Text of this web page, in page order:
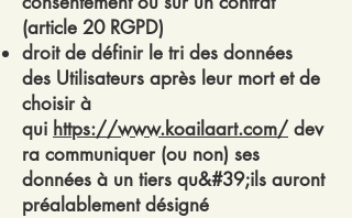
(article 20 RGPD)
droit de définir le tri des données
des Utilisateurs après leur mort et de
choisir à
qui https://www.koailaart.com/ dev
ra communiquer (ou non) ses
données à un tiers qu&#39;ils auront
préalablement désigné